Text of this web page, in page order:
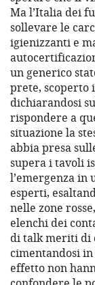
Ma l’Italia dei
sollevare le
igienizzanti e
un generico
prete, scoperto
dichiarandosi
rispondere a
situazione la
abbia presa
supera i tavoli
l’emergenza in
esperti,
nelle zone
elenchi dei
di talk meriti di
cimentandosi
effetto non